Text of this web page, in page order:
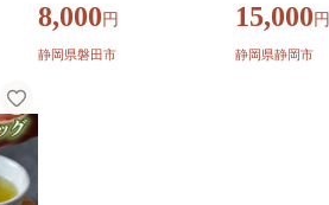
8,000 円
静岡県磐田市
島】◇
15,000 円
静岡県静岡市